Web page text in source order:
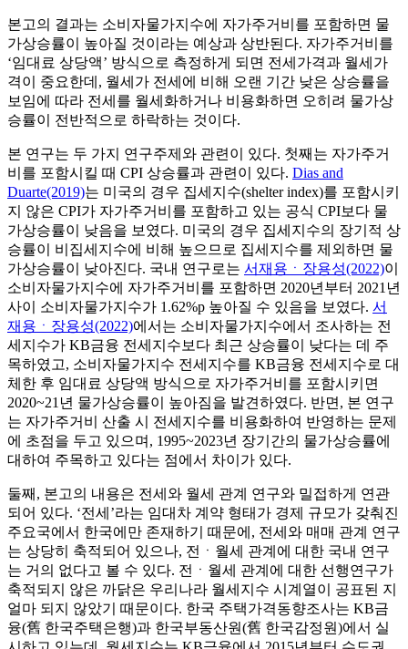
본고의 결과는 소비자물가지수에 자가주거비를 포함하면 물
가상승률이 높아질 것이라는 예상과 상반된다. 자가주거비를
‘임대료 상당액’ 방식으로 측정하게 되면 전세가격과 월세가
격이 중요한데, 월세가 전세에 비해 오랜 기간 낮은 상승률을
보임에 따라 전세를 월세화하거나 비용화하면 오히려 물가상
승률이 전반적으로 하락하는 것이다.
본 연구는 두 가지 연구주제와 관련이 있다. 첫째는 자가주거
비를 포함시킬 때 CPI 상승률과 관련이 있다. Dias and
Duarte(2019)는 미국의 경우 집세지수(shelter index)를 포함시키
지 않은 CPI가 자가주거비를 포함하고 있는 공식 CPI보다 물
가상승률이 낮음을 보였다. 미국의 경우 집세지수의 장기적 상
승률이 비집세지수에 비해 높으므로 집세지수를 제외하면 물
가상승률이 낮아진다. 국내 연구로는 서재용ㆍ장용성(2022)이
소비자물가지수에 자가주거비를 포함하면 2020년부터 2021년
사이 소비자물가지수가 1.62%p 높아질 수 있음을 보였다. 서
재용ㆍ장용성(2022)에서는 소비자물가지수에서 조사하는 전
세지수가 KB금융 전세지수보다 최근 상승률이 낮다는 데 주
목하였고, 소비자물가지수 전세지수를 KB금융 전세지수로 대
체한 후 임대료 상당액 방식으로 자가주거비를 포함시키면
2020~21년 물가상승률이 높아짐을 발견하였다. 반면, 본 연구
는 자가주거비 산출 시 전세지수를 비용화하여 반영하는 문제
에 초점을 두고 있으며, 1995~2023년 장기간의 물가상승률에
대하여 주목하고 있다는 점에서 차이가 있다.
둘째, 본고의 내용은 전세와 월세 관계 연구와 밀접하게 연관
되어 있다. ‘전세’라는 임대차 계약 형태가 경제 규모가 갖춰진
주요국에서 한국에만 존재하기 때문에, 전세와 매매 관계 연구
는 상당히 축적되어 있으나, 전ㆍ월세 관계에 대한 국내 연구
는 거의 없다고 볼 수 있다. 전ㆍ월세 관계에 대한 선행연구가
축적되지 않은 까닭은 우리나라 월세지수 시계열이 공표된 지
얼마 되지 않았기 때문이다. 한국 주택가격동향조사는 KB금
융(舊 한국주택은행)과 한국부동산원(舊 한국감정원)에서 실